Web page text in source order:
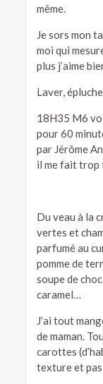
même.
Je sors mon
moi qui
plus j’aime
Laver,
18H35 M6
pour 60
par Jérôme
il me fait trop
Du veau à la
vertes et
parfumé au
pomme de
soupe de
caramel…
J’ai tout
de maman.
carottes
texture et